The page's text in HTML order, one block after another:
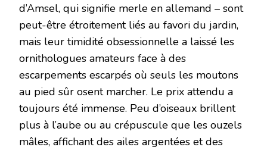
d’Amsel, qui signifie merle en allemand – sont
peut-être étroitement liés au favori du jardin,
mais leur timidité obsessionnelle a laissé les
ornithologues amateurs face à des
escarpements escarpés où seuls les moutons
au pied sûr osent marcher. Le prix attendu a
toujours été immense. Peu d’oiseaux brillent
plus à l’aube ou au crépuscule que les ouzels
mâles, affichant des ailes argentées et des